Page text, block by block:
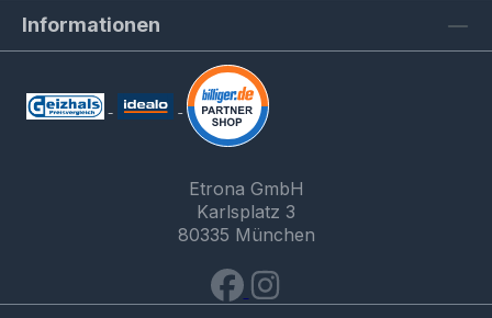
Informationen
Etrona GmbH
Karlsplatz 3
80335 München